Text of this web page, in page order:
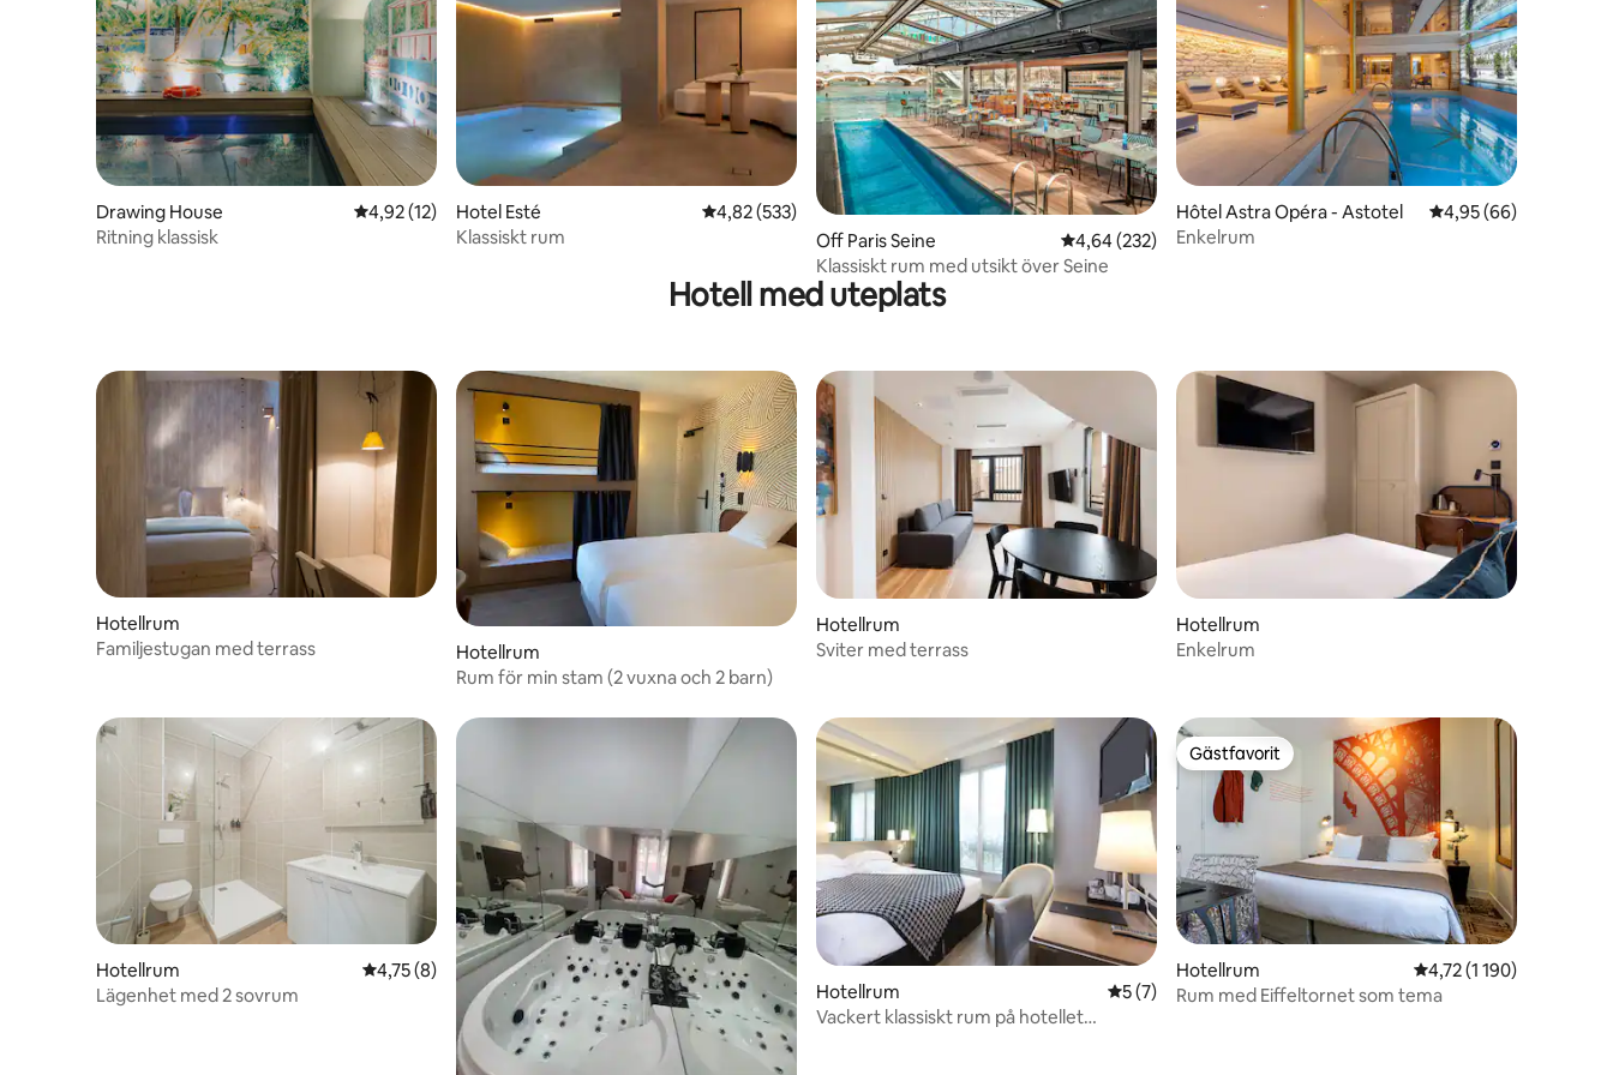
Drawing House 4,92 av 5 i genomsnittligt betyg, 12 omdömen
4,92 (12)
Ritning klassisk
Hotel Esté 4,82 av 5 i genomsnittligt betyg, 533 omdömen
4,82 (533)
Klassiskt rum
Off Paris Seine 4,64 av 5 i genomsnittligt betyg, 232 omdömen
4,64 (232)
Klassiskt rum med utsikt över Seine
Hôtel Astra Opéra - Astotel 4,95 av 5 i
4,95 (66)
Enkelrum
Hotell med uteplats
Hotellrum
Familjestugan med terrass
Hotellrum
Rum för min stam (2 vuxna och 2 barn)
Hotellrum
Sviter med terrass
Hotellrum
Enkelrum
Hotellrum 4,75 av 5 i genomsnittligt betyg, 8 omdömen
4,75 (8)
Lägenhet med 2 sovrum
Hotellrum 5 av 5 i genomsnittligt betyg, 7 omdömen
5 (7)
Vackert klassiskt rum på hotellet
Gästfavorit
Gästfavorit
Hotellrum 4,72 av 5 i
4,72 (1 190)
Rum med Eiffeltornet som tema